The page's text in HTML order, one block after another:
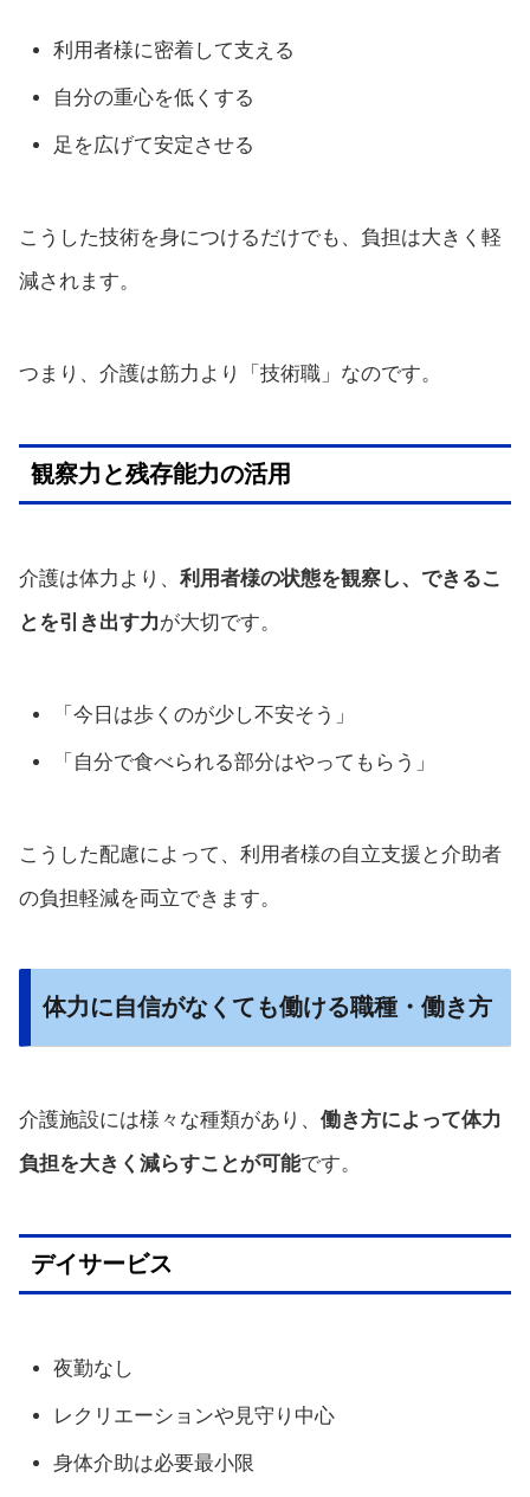
利用者様に密着して支える
自分の重心を低くする
足を広げて安定させる
こうした技術を身につけるだけでも、負担は大きく軽
減されます。
つまり、介護は筋力より「技術職」なのです。
観察力と残存能力の活用
介護は体力より、 利用者様の状態を観察し、できるこ
とを引き出す力が大切です。
「今日は歩くのが少し不安そう」
「自分で食べられる部分はやってもらう」
こうした配慮によって、利用者様の自立支援と介助者
の負担軽減を両立できます。
体力に自信がなくても働ける職種・働き方
介護施設には様々な種類があり、 働き方によって体力
負担を大きく減らすことが可能です。
デイサービス
夜勤なし
レクリエーションや見守り中心
身体介助は必要最小限